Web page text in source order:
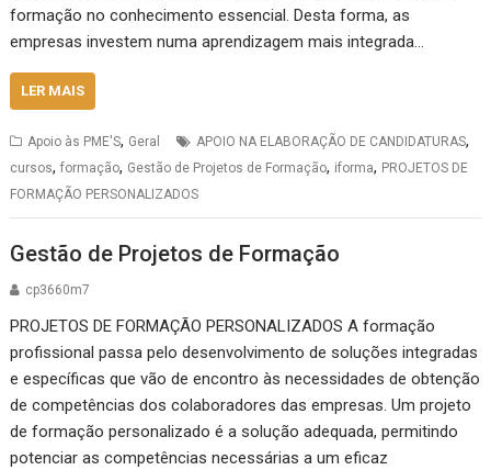
formação no conhecimento essencial. Desta forma, as
empresas investem numa aprendizagem mais integrada…
LER MAIS
Apoio às PME'S, Geral APOIO NA ELABORAÇÃO DE CANDIDATURAS,
cursos,formação, Gestão de Projetos de Formação, iforma, PROJETOS DE
FORMAÇÃO PERSONALIZADOS
Gestão de Projetos de Formação
cp3660m7
PROJETOS DE FORMAÇÃO PERSONALIZADOS A formação
profissional passa pelo desenvolvimento de soluções integradas
e específicas que vão de encontro às necessidades de obtenção
de competências dos colaboradores das empresas. Um projeto
de formação personalizado é a solução adequada, permitindo
potenciar as competências necessárias a um eficaz